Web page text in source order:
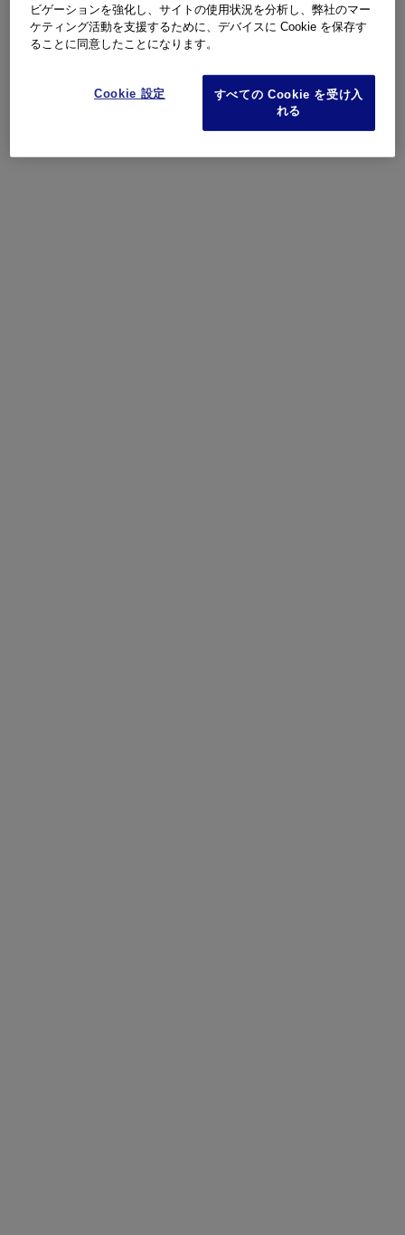
ビゲーションを強化し、サイトの使用状況を分析し、弊社のマー
ケティング活動を支援するために、デバイスに Cookie を保存す
ることに同意したことになります。
Cookie 設定
すべての Cookie を受け入
れる